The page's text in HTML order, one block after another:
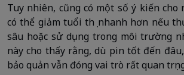
Tuy nhiên, cũng có một số ý kiến cho
có thể giảm tuổi thọ nhanh hơn nếu
sâu hoặc sử dụng trong môi trường
này cho thấy rằng, dù pin tốt đến
bảo quản vẫn đóng vai trò rất quan